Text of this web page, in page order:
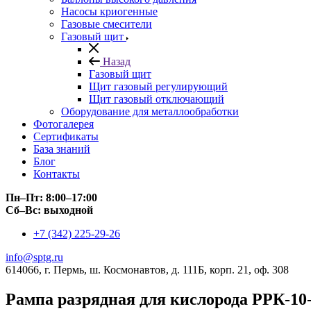
Насосы криогенные
Газовые смесители
Газовый щит
Назад
Газовый щит
Щит газовый регулирующий
Щит газовый отключающий
Оборудование для металлообработки
Фотогалерея
Сертификаты
База знаний
Блог
Контакты
Пн–Пт: 8:00–17:00
Сб–Вс: выходной
+7 (342) 225-29-26
info@sptg.ru
614066, г. Пермь, ш. Космонавтов, д. 111Б, корп. 21, оф. 308
Рампа разрядная для кислорода РРК-